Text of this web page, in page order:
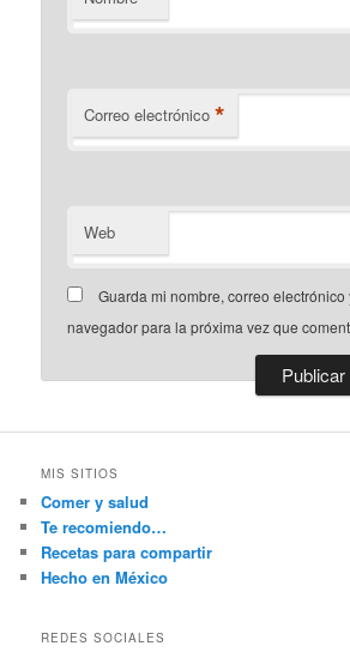
Correo electrónico *
Web
Guarda mi nombre, correo electrónico
navegador para la próxima vez que
MIS SITIOS
Comer y salud
Te recomiendo…
Recetas para compartir
Hecho en México
REDES SOCIALES